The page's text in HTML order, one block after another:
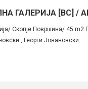
ГАЛЕРИЈА [ВС] /
Скопје Површина/ 45
, Георги Јовановски...